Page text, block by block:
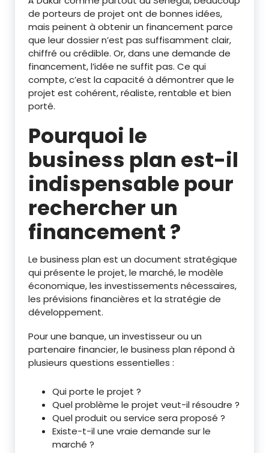
de porteurs de projet ont de bonnes idées,
mais peinent à obtenir un financement parce
que leur dossier n’est pas suffisamment clair,
chiffré ou crédible. Or, dans une demande de
financement, l’idée ne suffit pas. Ce qui
compte, c’est la capacité à démontrer que le
projet est cohérent, réaliste, rentable et bien
porté.
Pourquoi le
business plan est-il
indispensable pour
rechercher un
financement ?
Le business plan est un document stratégique
qui présente le projet, le marché, le modèle
économique, les investissements nécessaires,
les prévisions financières et la stratégie de
développement.
Pour une banque, un investisseur ou un
partenaire financier, le business plan répond à
plusieurs questions essentielles :
Qui porte le projet ?
Quel problème le projet veut-il résoudre ?
Quel produit ou service sera proposé ?
Existe-t-il une vraie demande sur le
marché ?